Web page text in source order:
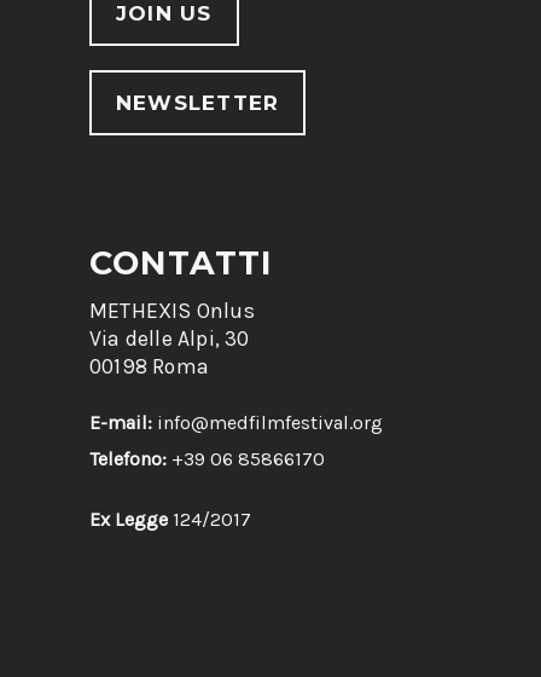
JOIN US
NEWSLETTER
CONTATTI
METHEXIS Onlus
Via delle Alpi, 30
00198 Roma
E-mail: info@medfilmfestival.org
Telefono: +39 06 85866170
Ex Legge 124/2017